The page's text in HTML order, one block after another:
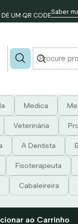
DE UM QR CODESaber
Medica
Veterinária
A Dentista
Fisoterapeuta
Cabaleireira
ao Carrinho